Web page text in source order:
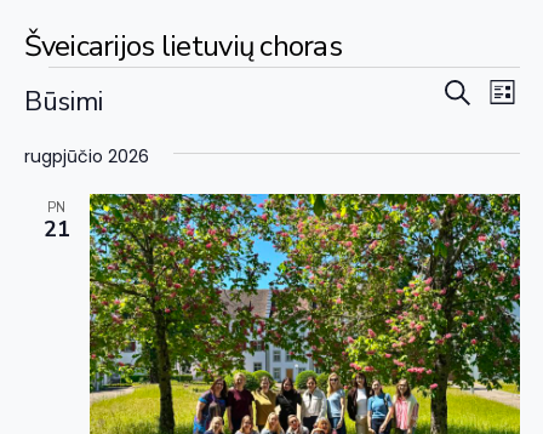
Šveicarijos lietuvių choras
Paieška
Būsimi
datą
rugpjūčio 2026
PN
21